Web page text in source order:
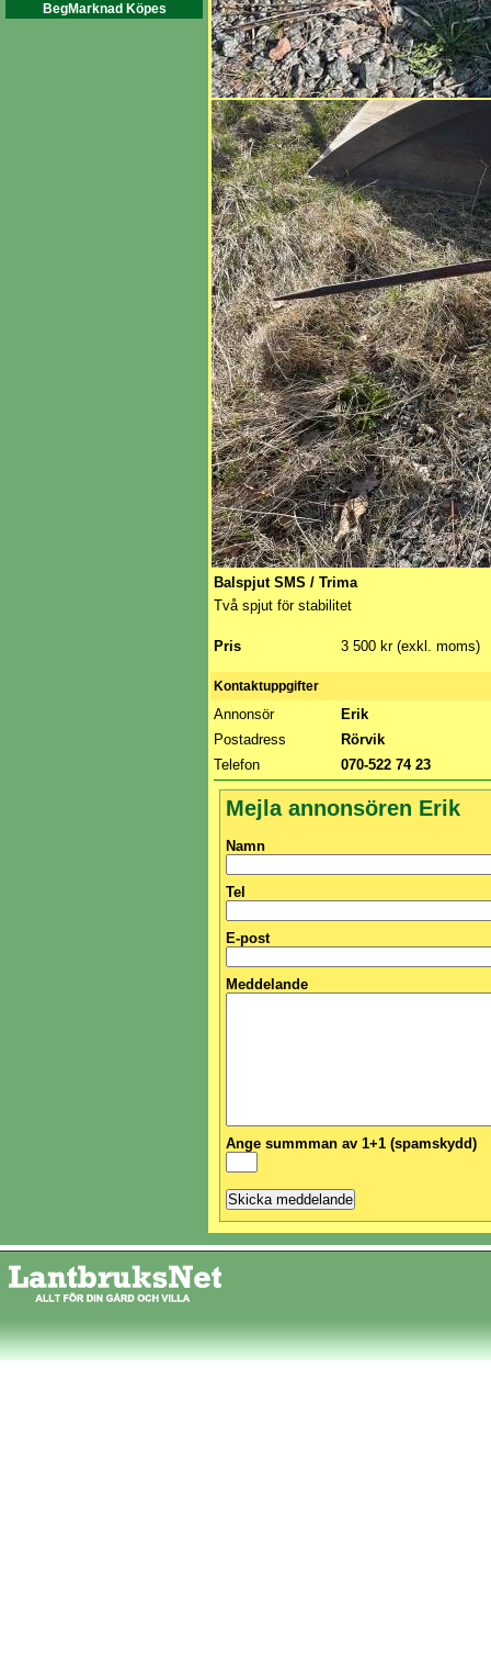
BegMarknad Köpes
Balspjut SMS / Trima
Två spjut för stabilitet
Pris 3 500 kr (exkl. moms)
Kontaktuppgifter
Annonsör
Erik
Postadress
Rörvik
Telefon
070-522 74 23
Mejla annonsören Erik
Namn
Tel
E-post
Meddelande
Ange summman av 1+1 (spamskydd)